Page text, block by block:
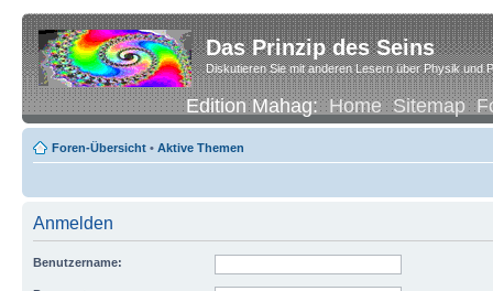
Das Prinzip des Seins
Diskutieren Sie mit anderen Lesern über Physik und
Edition Mahag:Home Sitemap
Foren-Übersicht • Aktive Themen
Anmelden
Benutzername: